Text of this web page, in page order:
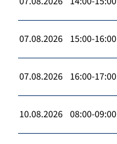
07.08.2026 15:00-16:00
07.08.2026 16:00-17:00
10.08.2026 08:00-09:00